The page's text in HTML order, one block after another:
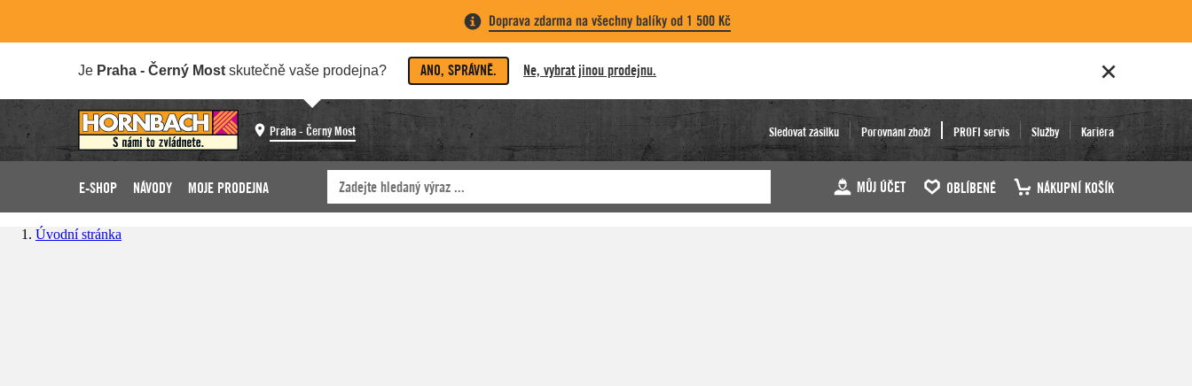
Doprava zdarma na všechny balíky od 1 500 Kč
Je Praha - Černý Most skutečně vaše prodejna? ANO, SPRÁVNĚ. Ne, vybrat jinou prodejnu.
Praha - Černý Most Sledovat zásilku Porovnání zboží PROFI servis Služby Kariéra
E-SHOP NÁVODY MOJE PRODEJNA MŮJ ÚČET OBLÍBENÉ NÁKUPNÍ KOŠÍK
Úvodní stránka